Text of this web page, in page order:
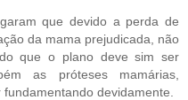
que devido a perda de
da mama prejudicada, não
que o plano deve sim ser
as próteses mamárias,
devidamente.